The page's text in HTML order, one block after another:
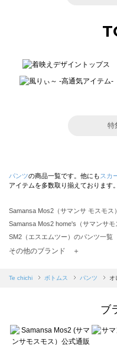
特
パンツの商品一覧です。他にも スカ
アイテムを多数取り揃えております。
Samansa Mos2（サマンサ モスモス
Samansa Mos2 home's（サマンサ
SM2（エスエムツー）のパンツ一覧
TSUHARU by Samansa Mos2（ツ
Samansa Mos2 blue（サマンサモス
sō4ū（ソウフォーユー）のパンツ一
Te chichi（テチチ）のパンツ一覧
Te chichi CLASSIC（テチチ クラシ
その他のブランド ＋
Te chichi ボトムス パンツ オ
ブ